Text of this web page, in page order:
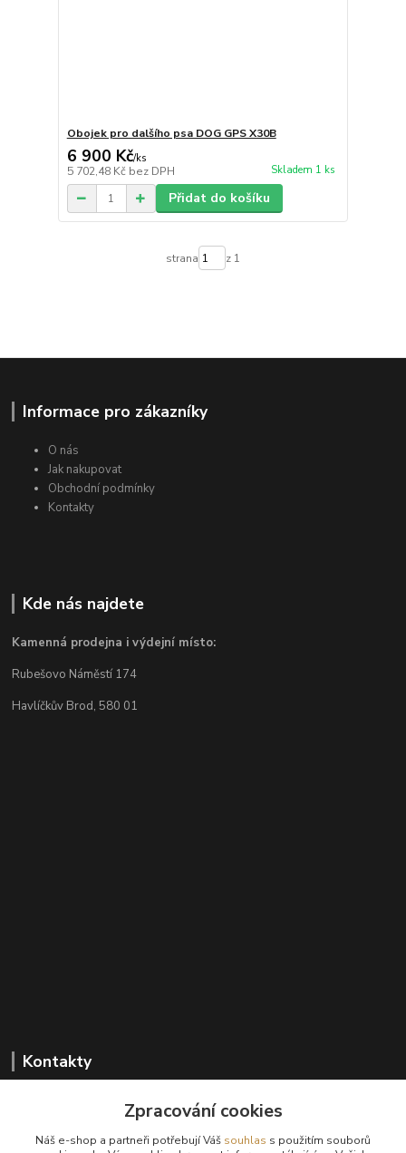
Obojek pro dalšího psa DOG GPS X30B
6 900 Kč/ks
5 702,48 Kč bez DPH Skladem 1 ks
Přidat do košíku
strana z 1
Informace pro zákazníky
O nás
Jak nakupovat
Obchodní podmínky
Kontakty
Kde nás najdete
Kamenná prodejna i výdejní místo:
Rubešovo Náměstí 174
Havlíčkův Brod, 580 01
Kontakty
+420 602 647 136
Zpracování cookies
Náš e-shop a partneři potřebují Váš souhlas s použitím souborů